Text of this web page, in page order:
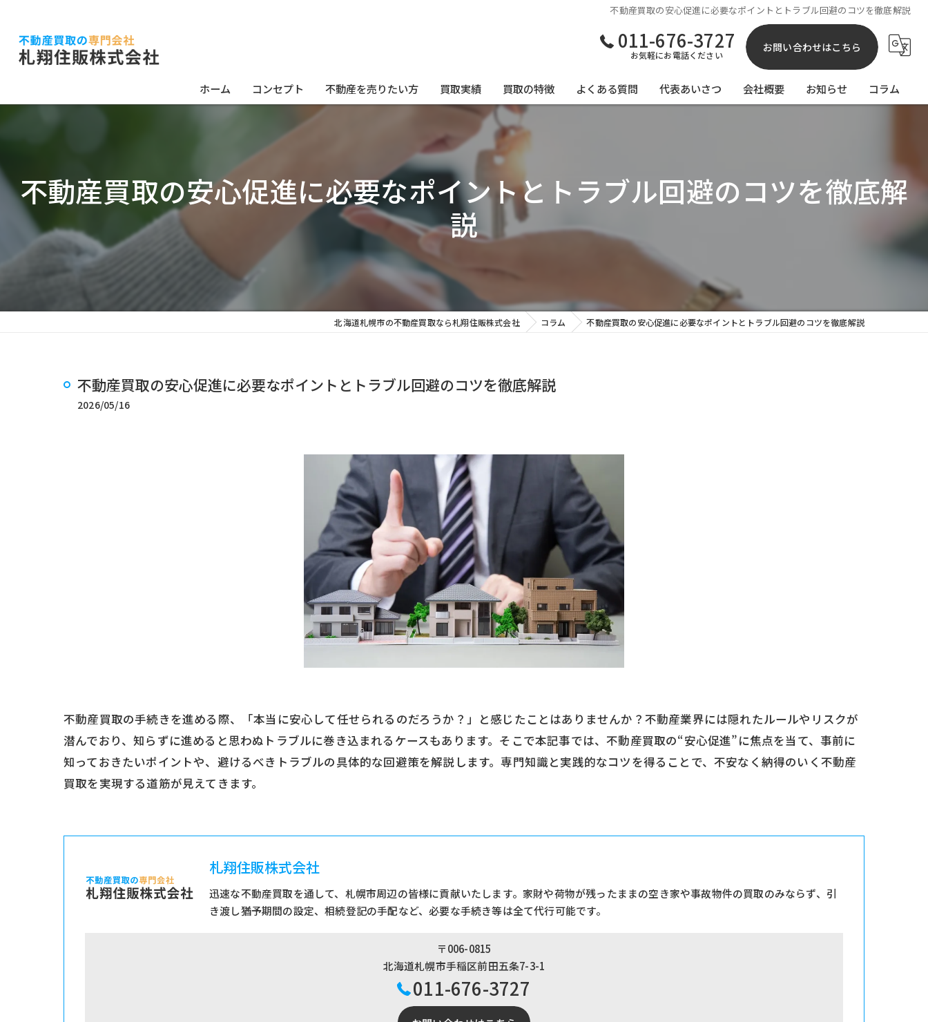
不動産買取の安心促進に必要なポイントとトラブル回避のコツを徹底解説
011-676-3727
お気軽にお電話ください
お問い合わせはこちら
ホーム コンセプト 不動産を売りたい方
不動産を相続された方へ
空き家をお持ちの方へ
リースバック(住まいるそのまま)について
買取実績 買取の特徴
戸建て
事故物件
土地
よくある質問 代表あいさつ 会社概要 お知らせ コラム
不動産買取の安心促進に必要なポイントとトラブル回避のコツを徹底解
説
北海道札幌市の不動産買取なら札翔住販株式会社 コラム 不動産買取の安心促進に必要なポイントとトラブル回避のコツを徹底解説
不動産買取の安心促進に必要なポイントとトラブル回避のコツを徹底解説
2026/05/16
不動産買取の手続きを進める際、「本当に安心して任せられるのだろうか？」と感じたことはありませんか？不動産業界には隠れたルールやリスクが
潜んでおり、知らずに進めると思わぬトラブルに巻き込まれるケースもあります。そこで本記事では、不動産買取の“安心促進”に焦点を当て、事前に
知っておきたいポイントや、避けるべきトラブルの具体的な回避策を解説します。専門知識と実践的なコツを得ることで、不安なく納得のいく不動産
買取を実現する道筋が見えてきます。
札翔住販株式会社
迅速な不動産買取を通して、札幌市周辺の皆様に貢献いたします。家財や荷物が残ったままの空き家や事故物件の買取のみならず、引
き渡し猶予期間の設定、相続登記の手配など、必要な手続き等は全て代行可能です。
〒006-0815
北海道札幌市手稲区前田五条7-3-1
011-676-3727